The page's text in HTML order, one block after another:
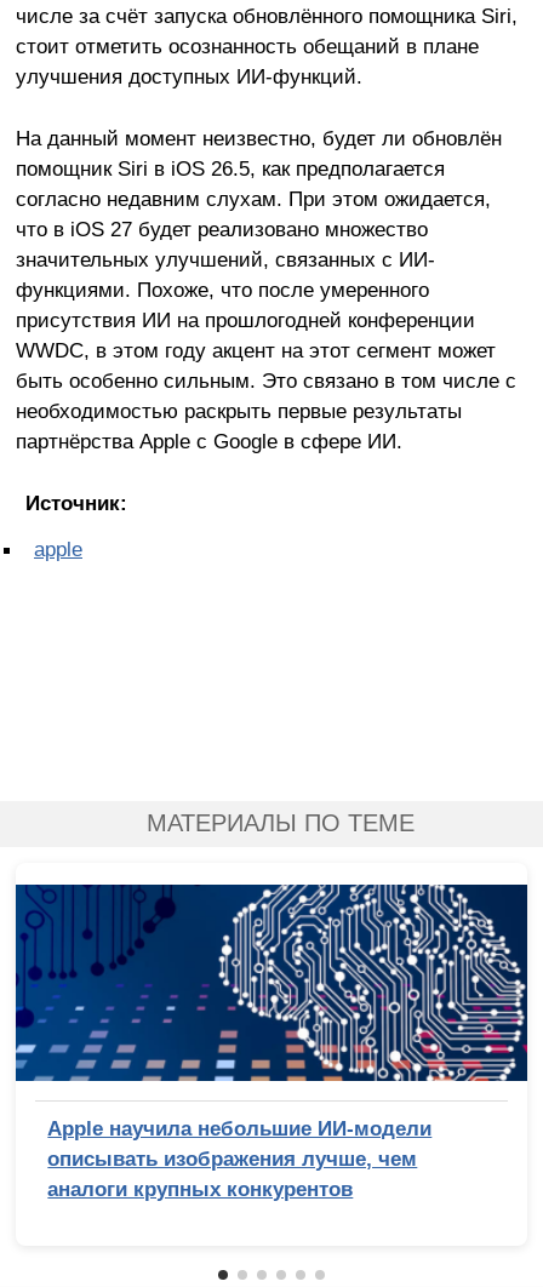
числе за счёт запуска обновлённого помощника Siri,
стоит отметить осознанность обещаний в плане
улучшения доступных ИИ-функций.
На данный момент неизвестно, будет ли обновлён
помощник Siri в iOS 26.5, как предполагается
согласно недавним слухам. При этом ожидается,
что в iOS 27 будет реализовано множество
значительных улучшений, связанных с ИИ-
функциями. Похоже, что после умеренного
присутствия ИИ на прошлогодней конференции
WWDC, в этом году акцент на этот сегмент может
быть особенно сильным. Это связано в том числе с
необходимостью раскрыть первые результаты
партнёрства Apple с Google в сфере ИИ.
Источник:
apple
МАТЕРИАЛЫ ПО ТЕМЕ
Apple научила небольшие ИИ-модели
описывать изображения лучше, чем
аналоги крупных конкурентов